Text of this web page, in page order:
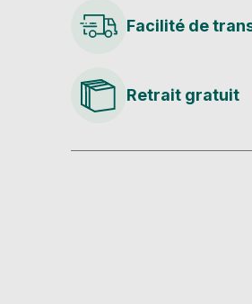
Facilité de
Retrait gratuit